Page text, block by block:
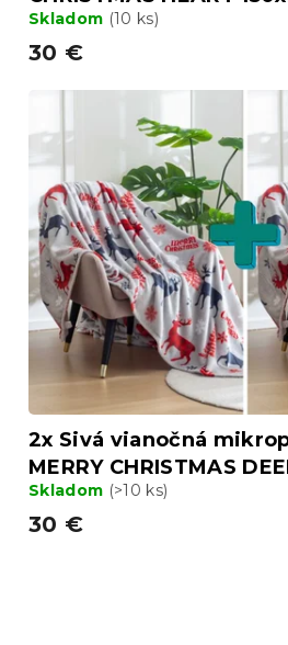
Skladom (10 ks)
30 €
2x Sivá vianočná
MERRY CHRISTMAS
Skladom (>10 ks)
30 €